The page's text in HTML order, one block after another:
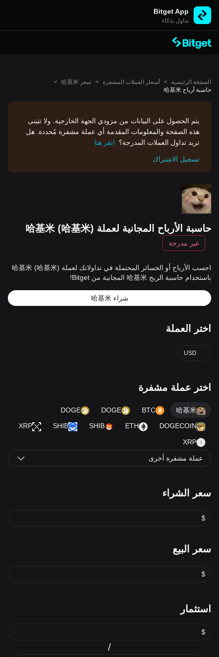
Bitget App
تداول بذكاء
الصفحة الرئيسية > أسعار العملات المشفرة > سعر 哈基米
>
حاسبة أرباح 哈基米
يتم الحصول على البيانات من مزودي الجهة الخارجية. ولا تتبنى
هذه الصفحة والمعلومات المقدمة أي عملة مشفرة مُحددة. هل
تريد تداول العملات المدرجة؟
انقر هنا
تسجيل الاشتراك
حاسبة الأرباح المجانية لعملة 哈基米 (哈基米)
غير مدرجة
احسب الأرباح أو الخسائر المحتملة في تداولاتك لعملة 哈基米 (哈基米)
باستخدام حاسبة الربح 哈基米 المجانية من Bitget!
شراء 哈基米
اختر العملة
USD
اختر عملة مشفرة
哈基米
BTC
DOGE
DOGE
DOGECOIN
ETH
SHIB
SHIB
XRP
XRP
عملة مشفرة أخرى
سعر الشراء
$
سعر البيع
$
استثمار
$
/